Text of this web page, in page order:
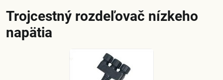
Trojcestný rozdeľovač nízkeho
napätia